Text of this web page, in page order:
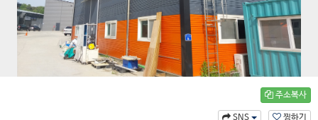
주소복사
찜하기
SNS